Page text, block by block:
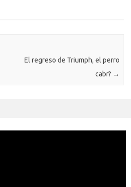
i
El regreso de Triumph, el perro
cabr? →